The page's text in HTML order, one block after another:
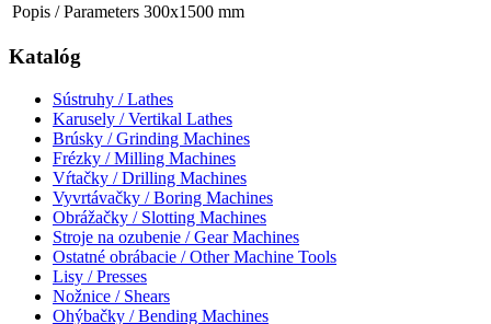
Popis / Parameters 300x1500 mm
Katalóg
Sústruhy / Lathes
Karusely / Vertikal Lathes
Brúsky / Grinding Machines
Frézky / Milling Machines
Vŕtačky / Drilling Machines
Vyvrtávačky / Boring Machines
Obrážačky / Slotting Machines
Stroje na ozubenie / Gear Machines
Ostatné obrábacie / Other Machine Tools
Lisy / Presses
Nožnice / Shears
Ohýbačky / Bending Machines